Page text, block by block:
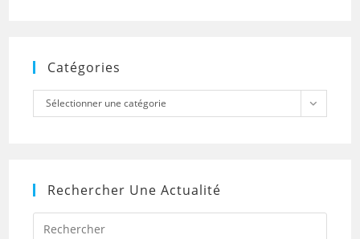
Catégories
Catégories
Sélectionner une catégorie
Rechercher Une Actualité
Press